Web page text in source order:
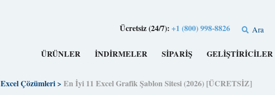
Ücretsiz (24/7):+1 (800) 998-8826 Ara
ÜRÜNLER İNDİRMELER SİPARİŞ GELİŞTİRİCİLER
Excel Çözümleri> En İyi 11 Excel Grafik Şablon Sitesi (2026) [ÜCRETSİZ]